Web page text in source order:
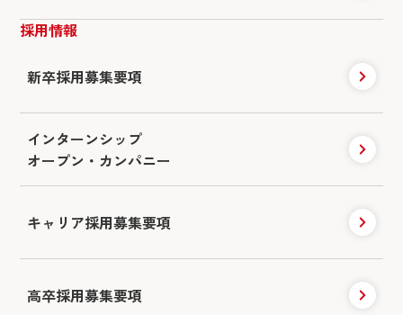
採用情報
新卒採用募集要項
インターンシップ
オープン・カンパニー
キャリア採用募集要項
高卒採用募集要項